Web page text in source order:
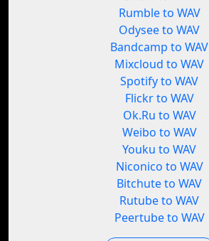
Rumble to WAV
Odysee to WAV
Bandcamp to WAV
Mixcloud to WAV
Spotify to WAV
Flickr to WAV
Ok.Ru to WAV
Weibo to WAV
Youku to WAV
Niconico to WAV
Bitchute to WAV
Rutube to WAV
Peertube to WAV